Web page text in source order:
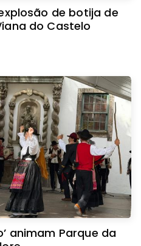
de botija de
do Castelo
animam Parque da